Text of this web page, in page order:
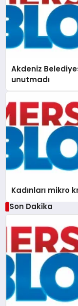
Akdeniz
unutmadı
Kadınları mikro
Son Dakika